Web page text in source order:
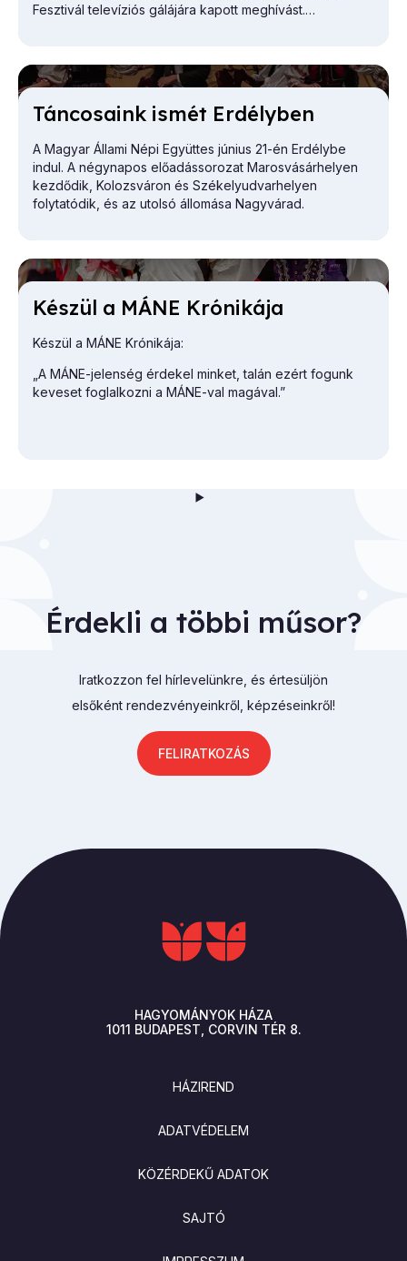
Fesztivál televíziós gálájára kapott meghívást.
Tán­co­sa­ink is­mét Er­dély­ben
A Magyar Állami Népi Együttes június 21-én Erdélybe
indul. A négynapos előadássorozat Marosvásárhelyen
kezdődik, Kolozsváron és Székelyudvarhelyen
folytatódik, és az utolsó állomása Nagyvárad.
Ké­szül a MÁNE Kró­ni­ká­ja
Készül a MÁNE Krónikája:
„A MÁNE-jelenség érdekel minket, talán ezért fogunk
keveset foglalkozni a MÁNE-val magával.”
Érdekli a többi műsor?
Iratkozzon fel hírlevelünkre, és értesüljön
elsőként rendezvényeinkről, képzéseinkről!
FELIRATKOZÁS
HAGYOMÁNYOK HÁZA
1011 BUDAPEST CORVIN TÉR 8.
HÁZIREND
ADATVÉDELEM
KÖZÉRDEKŰ ADATOK
SAJTÓ